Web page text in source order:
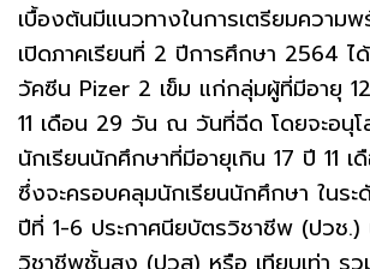
เบื้องต้นมีแนวทางในการเตรียมความ
เปิดภาคเรียนที่ 2 ปีการศึกษา 2564 ไ
วัคซีน Pizer 2 เข็ม แก่กลุ่มผู้ที่มีอายุ
11 เดือน 29 วัน ณ วันที่ฉีด โดยจะอนุ
นักเรียนนักศึกษาที่มีอายุเกิน 17 ปี 11
ซึ่งจะครอบคลุมนักเรียนนักศึกษา ในร
ปีที่ 1-6 ประกาศนียบัตรวิชาชีพ (ปวช.)